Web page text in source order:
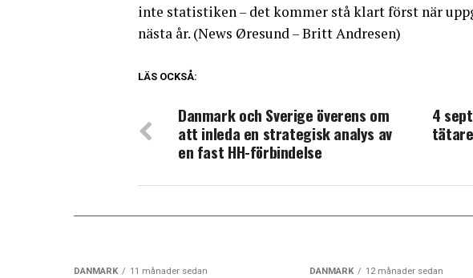
inte statistiken – det kommer stå klart först när
nästa år. (News Øresund – Britt Andresen)
LÄS OCKSÅ:
4
Danmark och Sverige överens om
att inleda en strategisk analys av
en fast HH-förbindelse
DANMARK 11 månader sedan DANMARK 12 månader sedan